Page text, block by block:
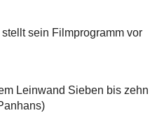
sein Filmprogramm vor
Leinwand Sieben bis zehn